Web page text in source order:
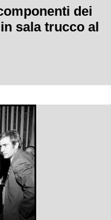
dei
sala trucco al